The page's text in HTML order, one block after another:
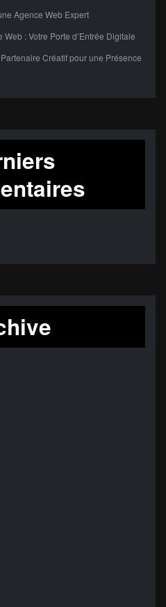
Agence Web Expert
: Votre Porte d’Entrée Digitale
Créatif pour une Présence